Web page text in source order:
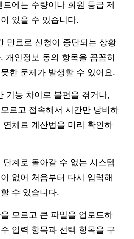
에는 수량이나 회원 등급 제
있을 수 있습니다.
만료로 신청이 중단되는 상황
개인정보 동의 항목을 꼼꼼히
한 문제가 발생할 수 있어요.
기능 차이로 불편을 겪거나,
르고 접속해서 시간만 낭비하
연체료 계산법을 미리 확인하
계로 돌아갈 수 없는 시스템
없어 처음부터 다시 입력해
수 있습니다.
모르고 큰 파일을 업로드하
입력 항목과 선택 항목을 구